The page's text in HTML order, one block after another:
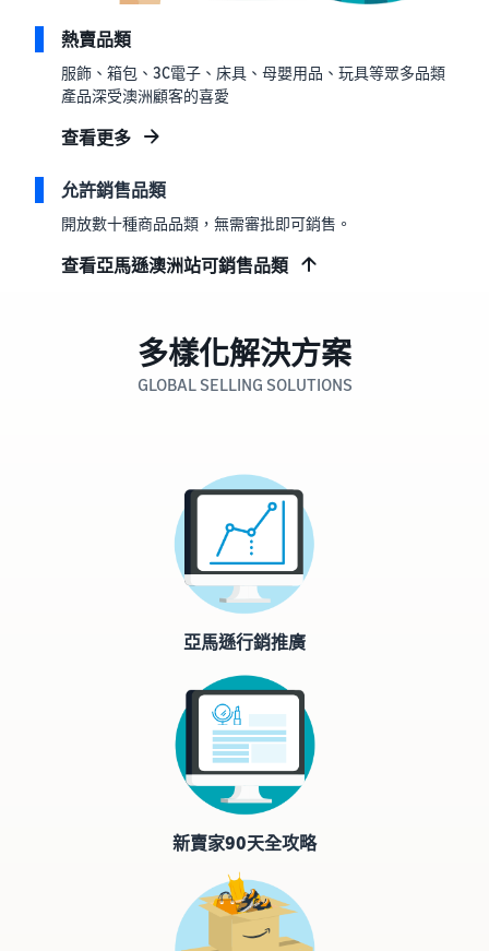
熱賣品類
服飾、箱包、3C電子、床具、母嬰用品、玩具等眾多品類
產品深受澳洲顧客的喜愛
查看更多
允許銷售品類
開放數十種商品品類，無需審批即可銷售。
查看亞馬遜澳洲站可銷售品類
多樣化解決方案
GLOBAL SELLING SOLUTIONS
亞馬遜行銷推廣
新賣家90天全攻略